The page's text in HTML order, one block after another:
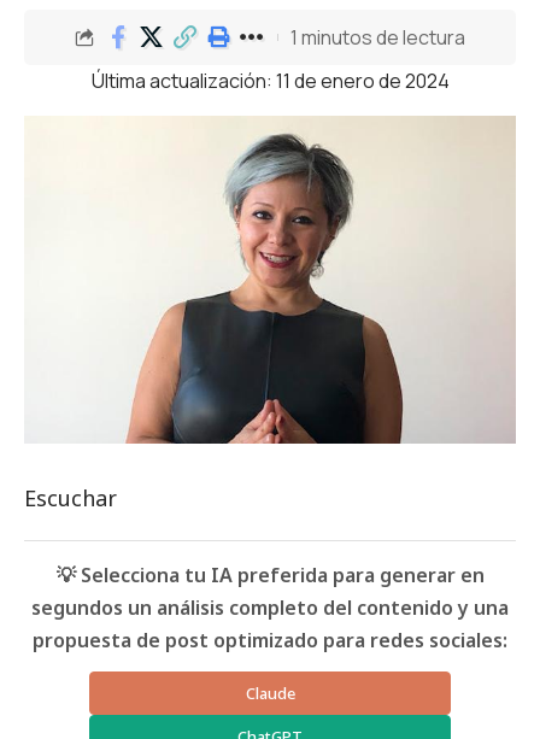
Última actualización: 11 de enero de 2024
1 minutos de lectura
Escuchar
💡 Selecciona tu IA preferida para generar en
segundos un análisis completo del contenido y una
propuesta de post optimizado para redes sociales:
Claude